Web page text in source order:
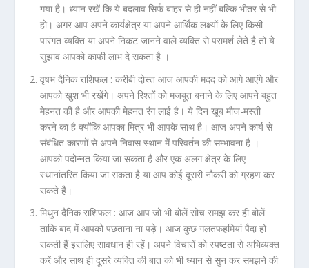
गया है। ध्यान रखें कि ये बदलाव सिर्फ बाहर से ही नहीं बल्कि भीतर से भी
हो। अगर आप अपने कार्यक्षेत्र या अपने आर्थिक लक्ष्यों के लिए किसी
पारंगत व्यक्ति या अपने निकट जानने वाले व्यक्ति से परामर्श लेते है तो ये
सुझाव आपको काफी लाभ दे सकता है ।
वृषभ दैनिक राशिफल :करीबी दोस्त आज आपकी मदद को आगे आएंगे और
आपको खुश भी रखेंगे। अपने रिश्तों को मजबूत बनाने के लिए आपने बहुत
मेहनत की है और आपकी मेहनत रंग लाई है। ये दिन खूब मौज-मस्ती
करने का है क्योंकि आपका मित्र भी आपके साथ है। आज अपने कार्य से
संबंधित कारणों से अपने निवास स्थान में परिवर्तन की सम्भावना है ।
आपको पदोन्नत किया जा सकता है और एक अलग क्षेत्र के लिए
स्थानांतरित किया जा सकता है या आप कोई दूसरी नौकरी को ग्रहण कर
सकते है।
मिथुन दैनिक राशिफल :आज आप जो भी बोलें सोच समझ कर ही बोलें
ताकि बाद में आपको पछताना ना पड़े। आज कुछ गलतफहमियां पैदा हो
सकती हैं इसलिए सावधान ही रहें। अपने विचारों को स्पष्टता से अभिव्यक्त
करें और साथ ही दूसरे व्यक्ति की बात को भी ध्यान से सुन कर समझने की